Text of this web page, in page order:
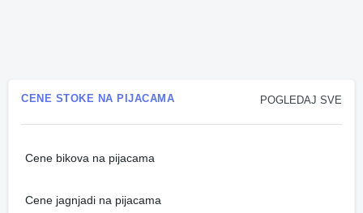
POGLEDAJ SVE
CENE STOKE NA PIJACAMA
Cene bikova na pijacama
Cene jagnjadi na pijacama